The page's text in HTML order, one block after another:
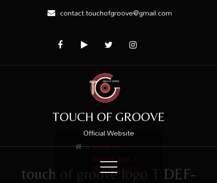
contact.touchofgroove@gmail.com
TOUCH OF GROOVE
Official Website
touch of groove logo T DEF-
> touch of
groove logo T
DEF-ROUGE (1)